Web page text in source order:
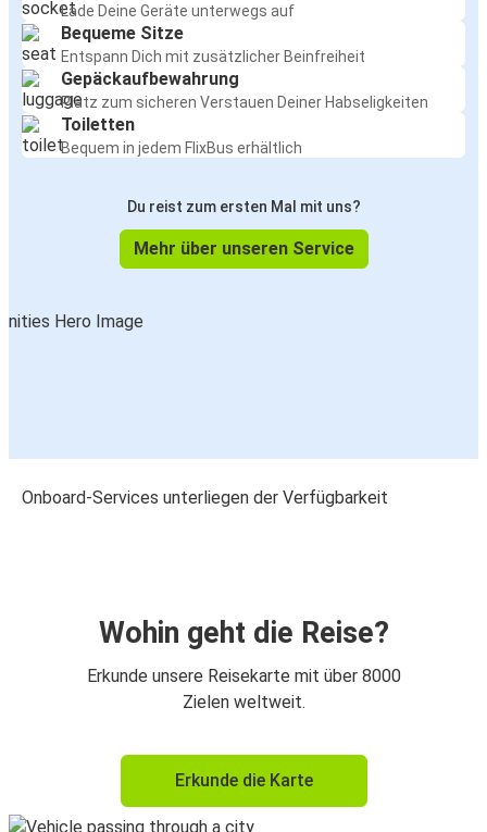
Lade Deine Geräte unterwegs auf
Bequeme Sitze
Entspann Dich mit zusätzlicher Beinfreiheit
Gepäckaufbewahrung
Platz zum sicheren Verstauen Deiner Habseligkeiten
Toiletten
Bequem in jedem FlixBus erhältlich
Du reist zum ersten Mal mit uns?
Mehr über unseren Service
Onboard-Services unterliegen der Verfügbarkeit
Wohin geht die Reise?
Erkunde unsere Reisekarte mit über 8000
Zielen weltweit.
Erkunde die Karte